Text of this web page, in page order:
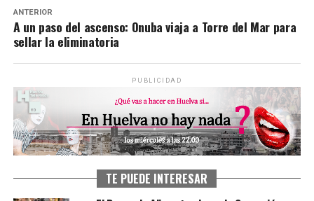
ANTERIOR
A un paso del ascenso: Onuba viaja a Torre del Mar para
sellar la eliminatoria
PUBLICIDAD
TE PUEDE INTERESAR